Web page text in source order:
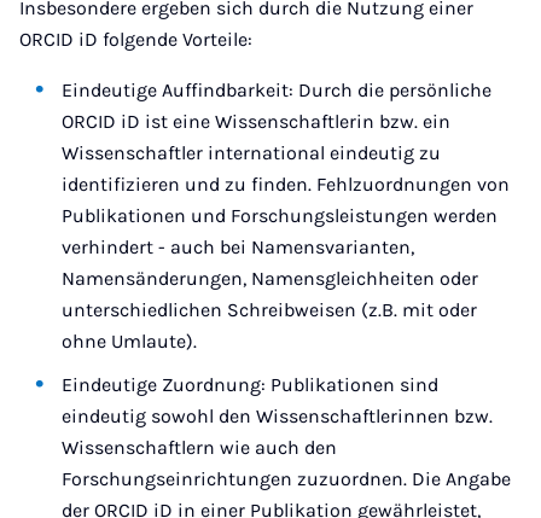
Insbesondere ergeben sich durch die Nutzung einer
ORCID iD folgende Vorteile:
Eindeutige Auffindbarkeit: Durch die persönliche
ORCID iD ist eine Wissenschaftlerin bzw. ein
Wissenschaftler international eindeutig zu
identifizieren und zu finden. Fehlzuordnungen von
Publikationen und Forschungsleistungen werden
verhindert - auch bei Namensvarianten,
Namensänderungen, Namensgleichheiten oder
unterschiedlichen Schreibweisen (z.B. mit oder
ohne Umlaute).
Eindeutige Zuordnung: Publikationen sind
eindeutig sowohl den Wissenschaftlerinnen bzw.
Wissenschaftlern wie auch den
Forschungseinrichtungen zuzuordnen. Die Angabe
der ORCID iD in einer Publikation gewährleistet,